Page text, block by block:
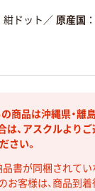
紺ドット ／ 原産国
商品は沖縄県・離
は、アスクルより
さい。
書が同梱されてい
客様は、商品到着